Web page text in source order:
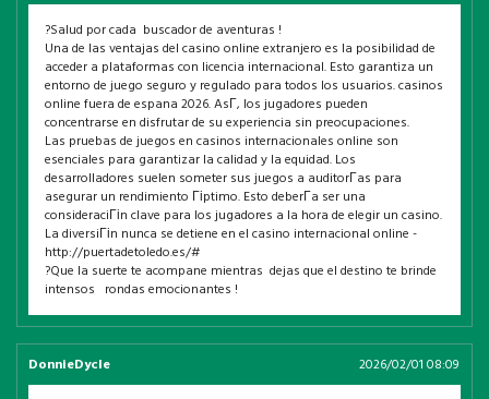
?Salud por cada buscador de aventuras !
Una de las ventajas del casino online extranjero es la posibilidad de
acceder a plataformas con licencia internacional. Esto garantiza un
entorno de juego seguro y regulado para todos los usuarios. casinos
online fuera de espana 2026. AsГ­, los jugadores pueden
concentrarse en disfrutar de su experiencia sin preocupaciones.
Las pruebas de juegos en casinos internacionales online son
esenciales para garantizar la calidad y la equidad. Los
desarrolladores suelen someter sus juegos a auditorГ­as para
asegurar un rendimiento Гіptimo. Esto deberГ­a ser una
consideraciГіn clave para los jugadores a la hora de elegir un casino.
La diversiГіn nunca se detiene en el casino internacional online -
http://puertadetoledo.es/#
?Que la suerte te acompane mientras dejas que el destino te brinde
intensos rondas emocionantes !
DonnieDycle 2026/02/01 08:09